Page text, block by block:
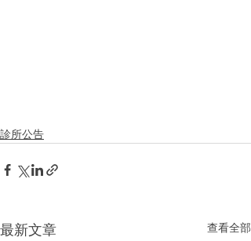
診所公告
最新文章 查看全部